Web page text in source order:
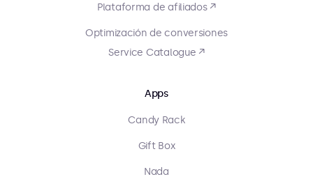
Plataforma de afiliados ↗
Optimización de conversiones
Service Catalogue ↗
Apps
Candy Rack
Gift Box
Nada